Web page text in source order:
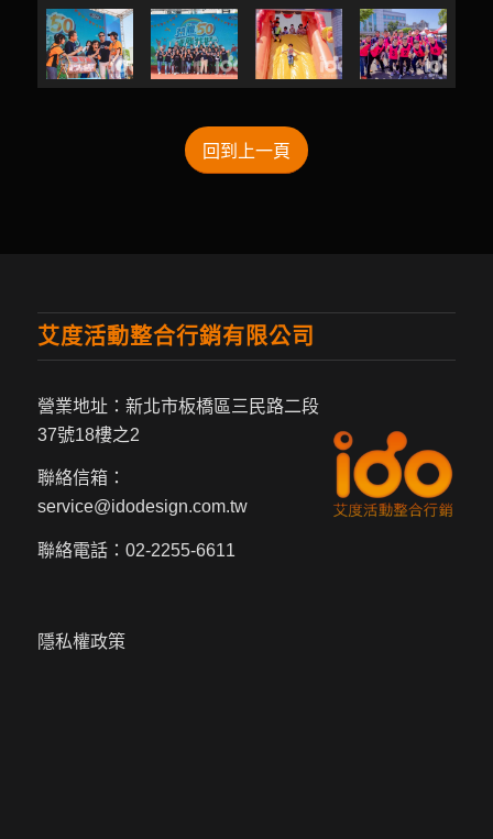
回到上一頁
艾度活動整合行銷有限公司
營業地址：新北市板橋區三民路二段
37號18樓之2
聯絡信箱：
service@idodesign.com.tw
聯絡電話： 02-2255-6611
隱私權政策